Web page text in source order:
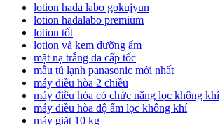
lotion hada labo gokujyun
lotion hadalabo premium
lotion tốt
lotion và kem dưỡng ẩm
mặt nạ trắng da cấp tốc
mẫu tủ lạnh panasonic mới nhất
máy điều hòa 2 chiều
máy điều hòa có chức năng lọc không khí
máy điều hòa độ ẩm lọc không khí
máy giặt 10 kg